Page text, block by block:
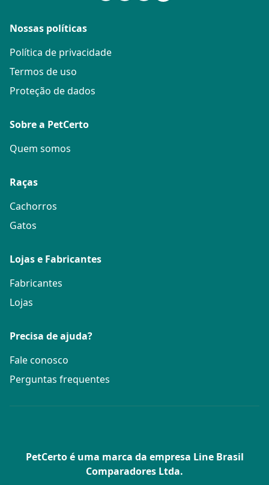
Nossas políticas
Política de privacidade
Termos de uso
Proteção de dados
Sobre a PetCerto
Quem somos
Raças
Cachorros
Gatos
Lojas e Fabricantes
Fabricantes
Lojas
Precisa de ajuda?
Fale conosco
Perguntas frequentes
PetCerto é uma marca da empresa Line Brasil
Comparadores Ltda.